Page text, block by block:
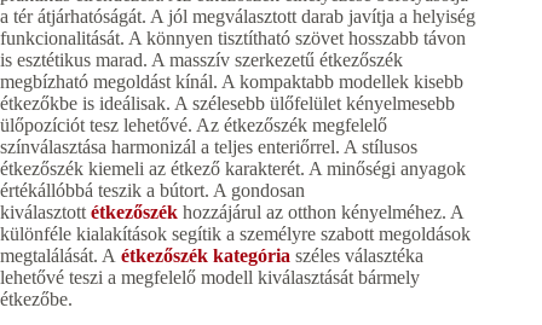
a tér átjárhatóságát. A jól megválasztott darab javítja a helyiség
funkcionalitását. A könnyen tisztítható szövet hosszabb távon
is esztétikus marad. A masszív szerkezetű étkezőszék
megbízható megoldást kínál. A kompaktabb modellek kisebb
étkezőkbe is ideálisak. A szélesebb ülőfelület kényelmesebb
ülőpozíciót tesz lehetővé. Az étkezőszék megfelelő
színválasztása harmonizál a teljes enteriőrrel. A stílusos
étkezőszék kiemeli az étkező karakterét. A minőségi anyagok
értékállóbbá teszik a bútort. A gondosan
kiválasztott étkezőszék hozzájárul az otthon kényelméhez. A
különféle kialakítások segítik a személyre szabott megoldások
megtalálását. A étkezőszék kategória széles választéka
lehetővé teszi a megfelelő modell kiválasztását bármely
étkezőbe.